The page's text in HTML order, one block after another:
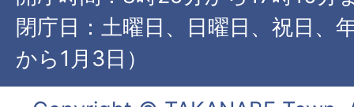
閉庁日：土曜日、日曜日、祝日、
から1月3日）